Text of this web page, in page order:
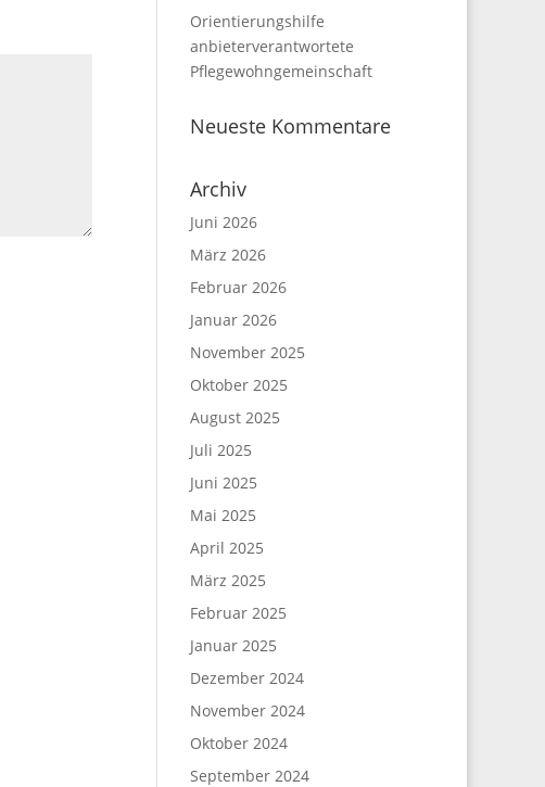
Orientierungshilfe
anbieterverantwortete
Pflegewohngemeinschaft
Neueste Kommentare
Archiv
Juni 2026
März 2026
Februar 2026
Januar 2026
November 2025
Oktober 2025
August 2025
Juli 2025
Juni 2025
Mai 2025
April 2025
März 2025
Februar 2025
Januar 2025
Dezember 2024
November 2024
Oktober 2024
September 2024